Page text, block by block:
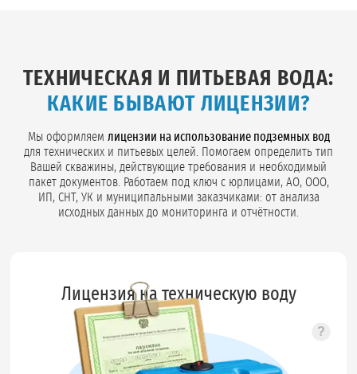
ТЕХНИЧЕСКАЯ И ПИТЬЕВАЯ ВОДА:
КАКИЕ БЫВАЮТ ЛИЦЕНЗИИ?
Мы оформляем лицензии на использование подземных вод
для технических и питьевых целей. Помогаем определить тип
Вашей скважины, действующие требования и необходимый
пакет документов. Работаем под ключ с юрлицами, АО, ООО,
ИП, СНТ, УК и муниципальными заказчиками: от анализа
исходных данных до мониторинга и отчётности.
Лицензия на техническую воду
?